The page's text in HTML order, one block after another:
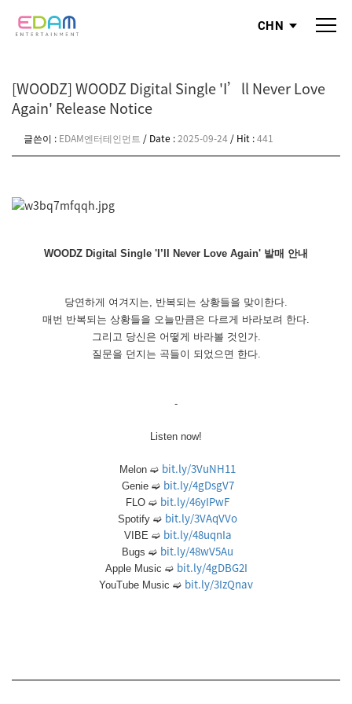
CHN
[WOODZ] WOODZ Digital Single 'I’ll Never Love
Again' Release Notice
글쓴이 : EDAM엔터테인먼트 / Date :2025-09-24/ Hit :441
WOODZ Digital Single 'I’ll Never Love Again' 발매 안내
당연하게 여겨지는, 반복되는 상황들을 맞이한다.
매번 반복되는 상황들을 오늘만큼은 다르게 바라보려 한다.
그리고 당신은 어떻게 바라볼 것인가.
질문을 던지는 곡들이 되었으면 한다.
-
Listen now!
Melon ➫ bit.ly/3VuNH11
Genie ➫ bit.ly/4gDsgV7
FLO ➫ bit.ly/46yIPwF
Spotify ➫ bit.ly/3VAqVVo
VIBE ➫ bit.ly/48uqnIa
Bugs ➫ bit.ly/48wV5Au
Apple Music ➫ bit.ly/4gDBG2I
YouTube Music ➫ bit.ly/3IzQnav